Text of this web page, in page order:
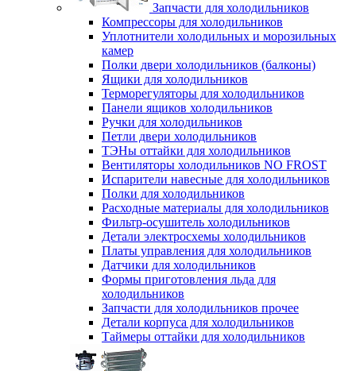
Запчасти для холодильников
Компрессоры для холодильников
Уплотнители холодильных и морозильных
камер
Полки двери холодильников (балконы)
Ящики для холодильников
Терморегуляторы для холодильников
Панели ящиков холодильников
Ручки для холодильников
Петли двери холодильников
ТЭНы оттайки для холодильников
Вентиляторы холодильников NO FROST
Испарители навесные для холодильников
Полки для холодильников
Расходные материалы для холодильников
Фильтр-осушитель холодильников
Детали электросхемы холодильников
Платы управления для холодильников
Датчики для холодильников
Формы приготовления льда для
холодильников
Запчасти для холодильников прочее
Детали корпуса для холодильников
Таймеры оттайки для холодильников